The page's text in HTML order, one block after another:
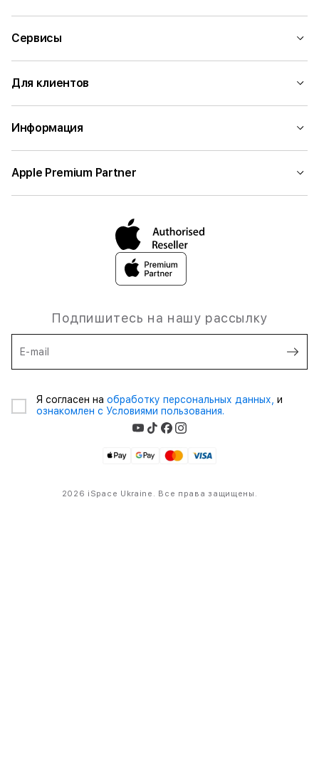
Сервисы
Для клиентов
Информация
Apple Premium Partner
Подпишитесь на нашу рассылку
E-mail
Я согласен на обработку персональных данных, и
ознакомлен с Условиями пользования.
2026 iSpace Ukraine. Все права защищены.